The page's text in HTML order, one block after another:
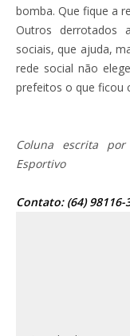
bomba. Que fique a
Outros derrotados
sociais, que ajuda,
rede social não
prefeitos o que ficou
Coluna escrita
Esportivo
Contato: (64) 98116-